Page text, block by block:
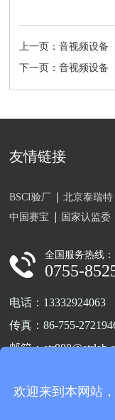
上一页：音视频设备
下一页：音视频设备
友情链接
BSCI验厂 北京泰瑞特
中国赛宝
国家认监委
全国服务热线：
0755-
电话：13332924063
传真：86-755-
邮箱：
新兴第三工业区A7栋
欢迎来到本网站